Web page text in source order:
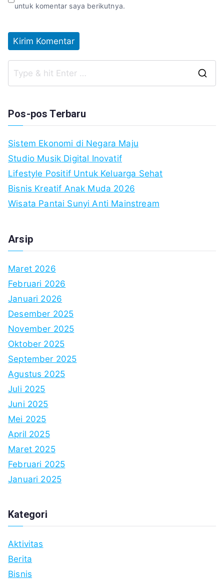
untuk komentar saya berikutnya.
Pos-pos Terbaru
Sistem Ekonomi di Negara Maju
Studio Musik Digital Inovatif
Lifestyle Positif Untuk Keluarga Sehat
Bisnis Kreatif Anak Muda 2026
Wisata Pantai Sunyi Anti Mainstream
Arsip
Maret 2026
Februari 2026
Januari 2026
Desember 2025
November 2025
Oktober 2025
September 2025
Agustus 2025
Juli 2025
Juni 2025
Mei 2025
April 2025
Maret 2025
Februari 2025
Januari 2025
Kategori
Aktivitas
Berita
Bisnis